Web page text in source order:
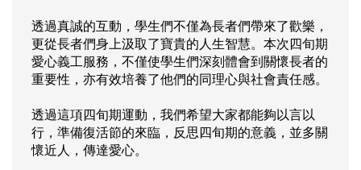
透過真誠的互動，學生們不僅為長者們帶來了歡樂，
更從長者們身上汲取了寶貴的人生智慧。本次四旬期
愛心義工服務，不僅使學生們深刻體會到關懷長者的
重要性，亦有效培養了他們的同理心與社會責任感。
透過這項四旬期運動，我們希望大家都能夠以言以
行，準備復活節的來臨，反思四旬期的意義，並多關
懷近人，傳達愛心。